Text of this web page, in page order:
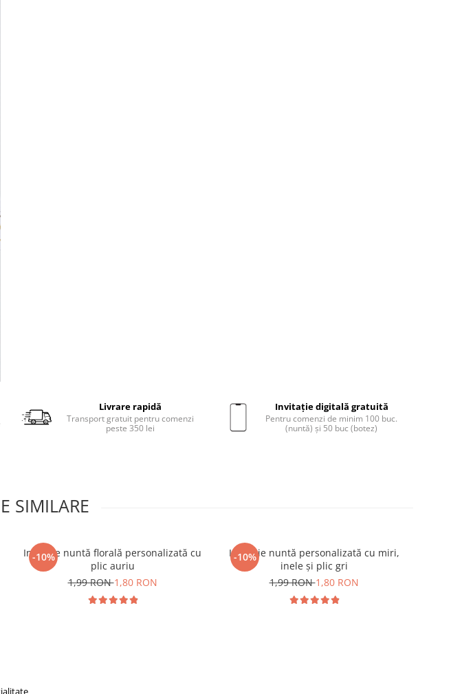
Livrare rapidă
Transport gratuit pentru comenzi
peste 350 lei
Invitație digitală gratuită
Pentru comenzi de minim 100 buc.
(nuntă) și 50 buc (botez)
SIMILARE
-10%
Invitație nuntă florală personalizată cu
plic auriu
1,99 RON1,80 RON
-10%
Invitație nuntă personalizată cu miri,
inele și plic gri
1,99 RON1,80 RON